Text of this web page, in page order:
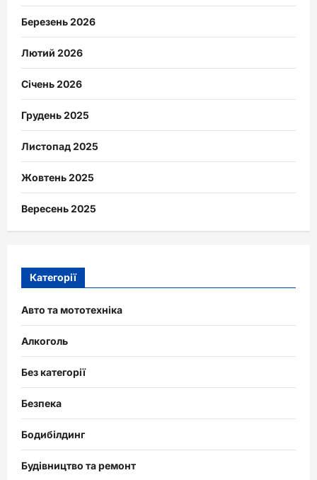
Березень 2026
Лютий 2026
Січень 2026
Грудень 2025
Листопад 2025
Жовтень 2025
Вересень 2025
Категорії
Авто та мототехніка
Алкоголь
Без категорії
Безпека
Бодибілдинг
Будівництво та ремонт